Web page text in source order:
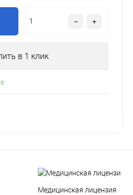
в 1 клик
Медицинская лицензия